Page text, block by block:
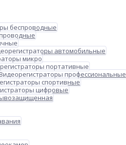
беспроводные
автомобильные
микро
портативные
профессиональные
спортивные
цифровые